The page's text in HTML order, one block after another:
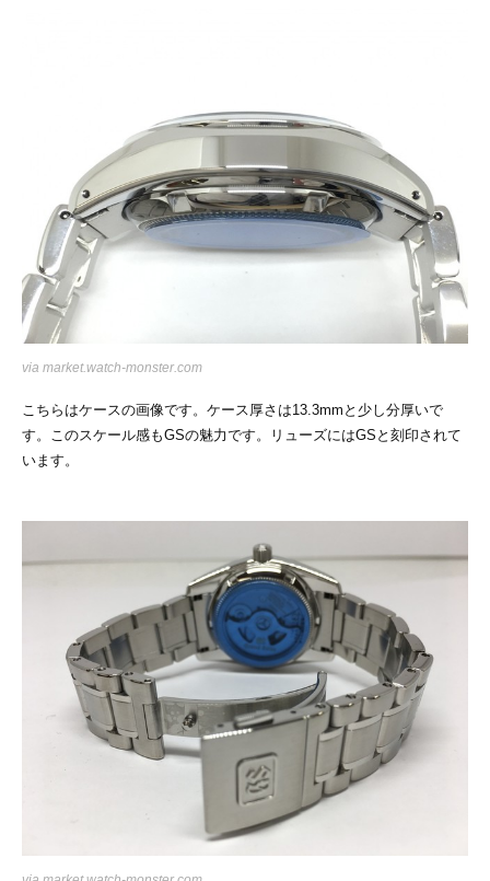
via market.watch-monster.com
こちらはケースの画像です。ケース厚さは13.3mmと少し分厚いで
す。このスケール感もGSの魅力です。リューズにはGSと刻印されて
います。